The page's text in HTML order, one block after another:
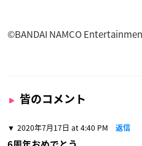
©BANDAI NAMCO
皆のコメント
2020年7月17日 at 4:40 PM 返信